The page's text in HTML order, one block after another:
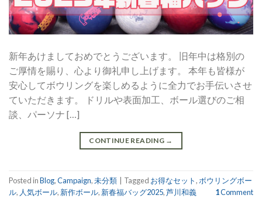
新年あけましておめでとうございます。 旧年中は格別の
ご厚情を賜り、心より御礼申し上げます。 本年も皆様が
安心してボウリングを楽しめるように全力でお手伝いさせ
ていただきます。 ドリルや表面加工、ボール選びのご相
談、パーソナ […]
CONTINUE READING →
Posted inBlog,Campaign,未分類 Tagged お得なセット, ボウリングボー
ル, 人気ボール, 新作ボール, 新春福バッグ2025,芦川和義 1Comment